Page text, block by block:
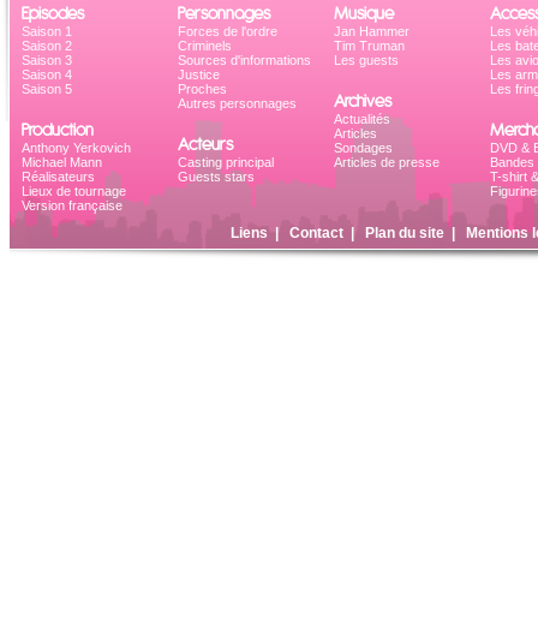
Episodes
Saison 1
Saison 2
Saison 3
Saison 4
Saison 5
Production
Anthony Yerkovich
Michael Mann
Réalisateurs
Lieux de tournage
Version française
Personnages
Forces de l'ordre
Criminels
Sources d'informations
Justice
Proches
Autres personnages
Acteurs
Casting principal
Guests stars
Musique
Jan Hammer
Tim Truman
Les guests
Archives
Actualités
Articles
Sondages
Articles de presse
Les
Les
Les
Les
Les
DVD &
Bandes
T-shirt
Liens Contact| Plan du site| Mentions